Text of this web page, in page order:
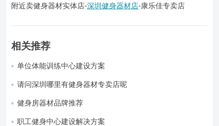
附近卖健身器材实体店-深圳健身器材店-康乐佳专卖店
相关推荐
单位体能训练中心建设方案
请问深圳哪里有健身器材专卖店呢
健身房器材品牌推荐
职工健身中心建设解决方案